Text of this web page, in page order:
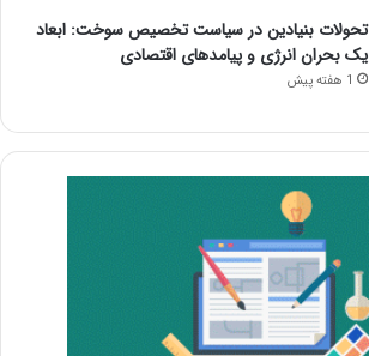
تحولات بنیادین در سیاست تخصیص سوخت: ابعاد
یک بحران انرژی و پیامدهای اقتصادی
1 هفته پیش